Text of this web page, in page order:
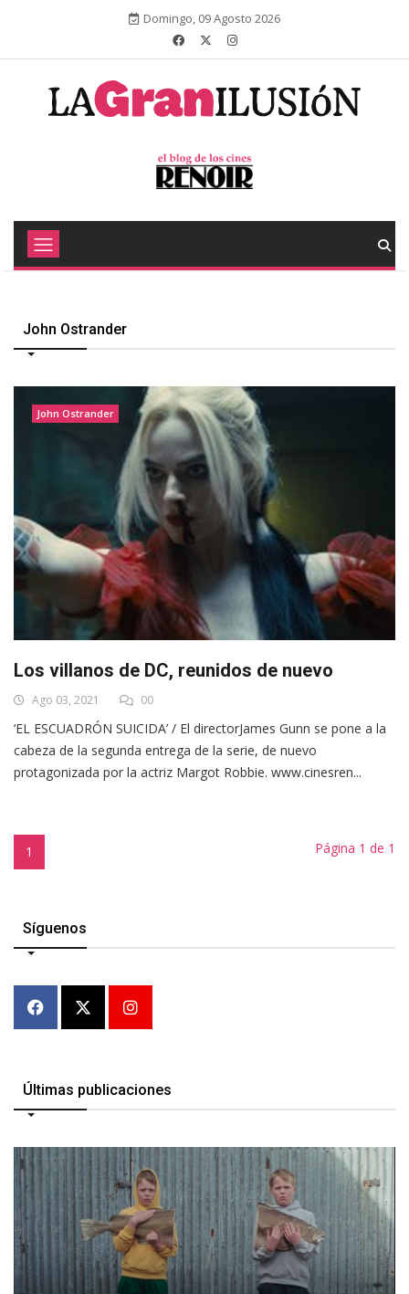
Domingo, 09 Agosto 2026
John Ostrander
John Ostrander
Los villanos de DC, reunidos de nuevo
Ago 03, 2021 00
‘EL ESCUADRÓN SUICIDA’ / El directorJames Gunn se pone a la
cabeza de la segunda entrega de la serie, de nuevo
protagonizada por la actriz Margot Robbie. www.cinesren...
1 Página 1 de 1
Síguenos
Últimas publicaciones